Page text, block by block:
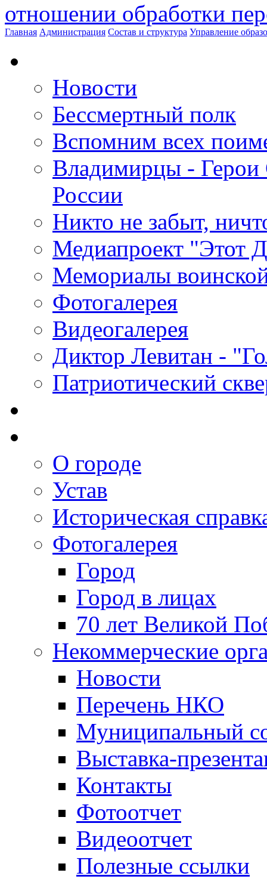
отношении обработки
Главная Администрация Состав и структура Управление
Новости
Бессмертный полк
Вспомним всех
Владимирцы - Герои
России
Никто не забыт,
Медиапроект "Этот
Мемориалы
Фотогалерея
Видеогалерея
Диктор Левитан -
Патриотический
О городе
Устав
Историческая
Фотогалерея
Город
Город в лицах
70 лет Великой
Некоммерческие
Новости
Перечень НКО
Муниципальный
Выставка-
Контакты
Фотоотчет
Видеоотчет
Полезные ссылки